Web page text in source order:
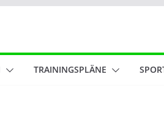
TRAININGSPLÄNE